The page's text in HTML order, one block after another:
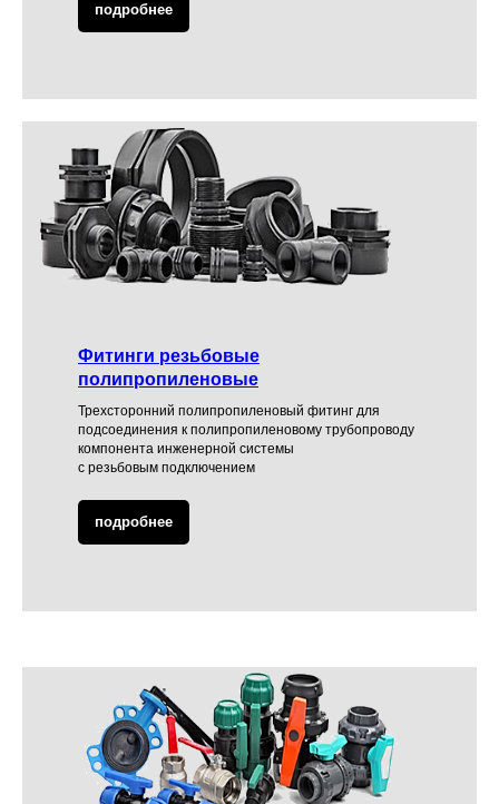
подробнее
Фитинги резьбовые
полипропиленовые
Трехсторонний полипропиленовый фитинг для
подсоединения к полипропиленовому трубопроводу
компонента инженерной системы
с резьбовым подключением
подробнее